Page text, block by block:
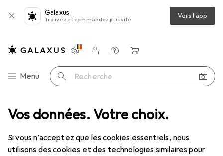
Vos données. Votre choix.
Si vous n’acceptez que les cookies essentiels, nous
utilisons des cookies et des technologies similaires pour
Galaxus
Trouvez et commandez plus vite Vers l'app
Navigation par catégorie
Menu Recherche
Paramètres
Compte client
Listes de comparaison
Listes d'envies
Panier
ateliers Outil de mesure Outils de mesure